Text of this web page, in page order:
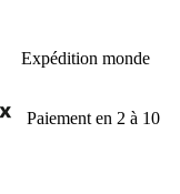
Expédition monde
Paiement en 2 à 10